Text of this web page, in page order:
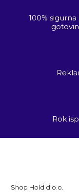
100%
Rok
Shop Hold d.o.o.